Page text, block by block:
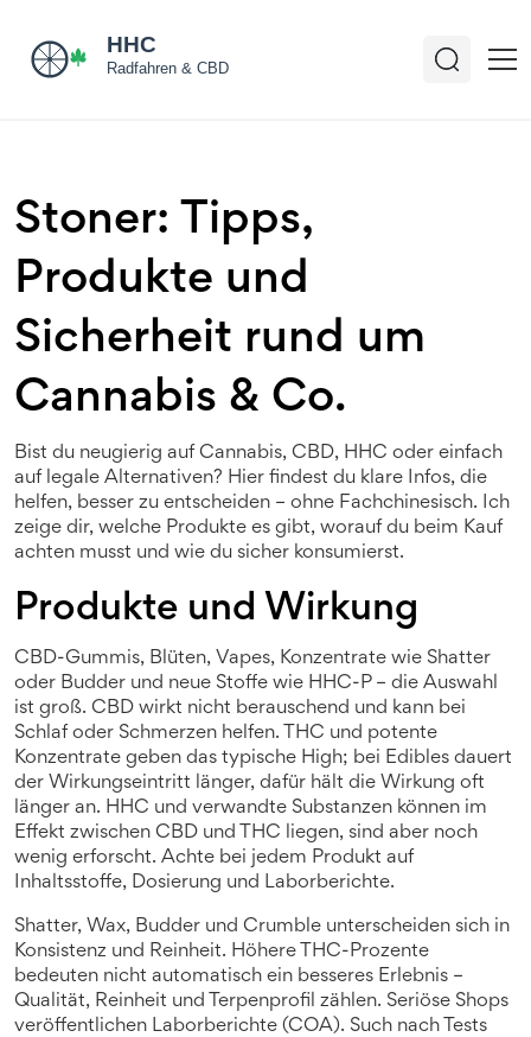
Stoner: Tipps,
Produkte und
Sicherheit rund um
Cannabis & Co.
Bist du neugierig auf Cannabis, CBD, HHC oder einfach
auf legale Alternativen? Hier findest du klare Infos, die
helfen, besser zu entscheiden – ohne Fachchinesisch. Ich
zeige dir, welche Produkte es gibt, worauf du beim Kauf
achten musst und wie du sicher konsumierst.
Produkte und Wirkung
CBD-Gummis, Blüten, Vapes, Konzentrate wie Shatter
oder Budder und neue Stoffe wie HHC-P – die Auswahl
ist groß. CBD wirkt nicht berauschend und kann bei
Schlaf oder Schmerzen helfen. THC und potente
Konzentrate geben das typische High; bei Edibles dauert
der Wirkungseintritt länger, dafür hält die Wirkung oft
länger an. HHC und verwandte Substanzen können im
Effekt zwischen CBD und THC liegen, sind aber noch
wenig erforscht. Achte bei jedem Produkt auf
Inhaltsstoffe, Dosierung und Laborberichte.
Shatter, Wax, Budder und Crumble unterscheiden sich in
Konsistenz und Reinheit. Höhere THC-Prozente
bedeuten nicht automatisch ein besseres Erlebnis –
Qualität, Reinheit und Terpenprofil zählen. Seriöse Shops
veröffentlichen Laborberichte (COA). Such nach Tests